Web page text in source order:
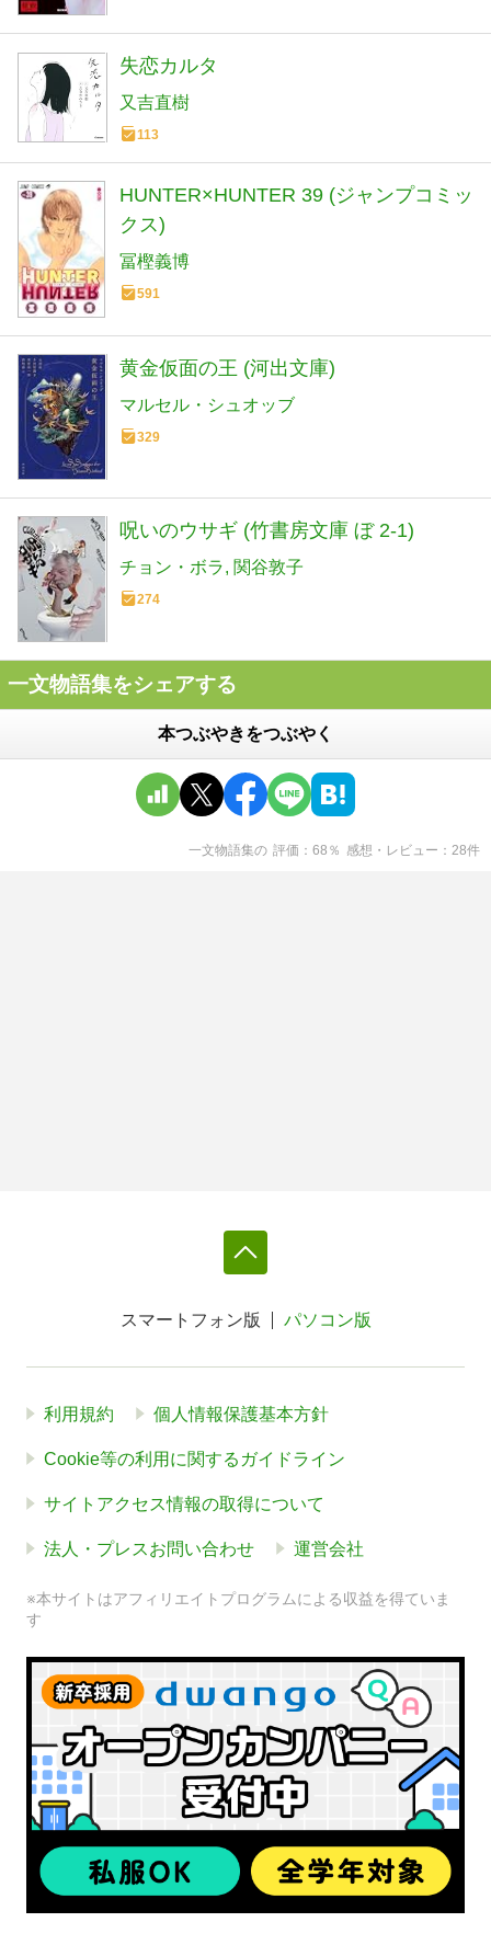
失恋カルタ
又吉直樹
113
HUNTER×HUNTER 39 (ジャンプコミッ
クス)
冨樫義博
591
黄金仮面の王 (河出文庫)
マルセル・シュオッブ
329
呪いのウサギ (竹書房文庫 ぼ 2-1)
チョン・ボラ 関谷敦子
274
一文物語集をシェアする
本つぶやきをつぶやく
一文物語集の 評価 68 ％ 感想・レビュー 28件
スマートフォン版 パソコン版
利用規約 個人情報保護基本方針
Cookie等の利用に関するガイドライン
サイトアクセス情報の取得について
法人・プレスお問い合わせ 運営会社
※本サイトはアフィリエイトプログラムによる収益を得ていま
す